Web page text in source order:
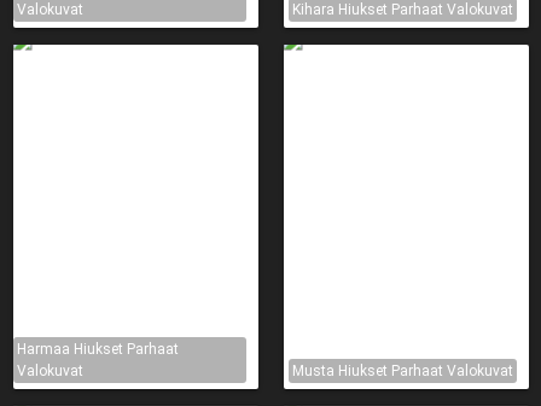
Valokuvat
Kihara Hiukset Parhaat Valokuvat
Harmaa Hiukset Parhaat
Valokuvat
Musta Hiukset Parhaat Valokuvat